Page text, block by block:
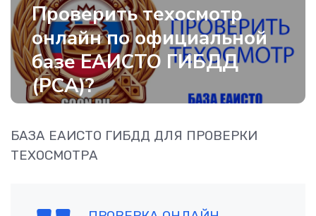
Проверить техосмотр
онлайн по официальной
базе ЕАИСТО ГИБДД
(РСА)?
БАЗА ЕАИСТО ГИБДД ДЛЯ ПРОВЕРКИ
ТЕХОСМОТРА